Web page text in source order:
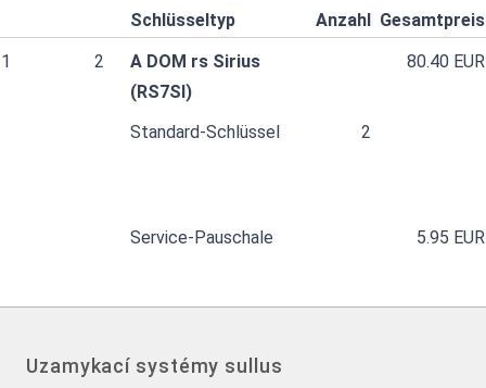
Schlüsseltyp
Anzahl Gesamtpreis
1
2
A DOM rs Sirius
(RS7SI)
80.40 EUR
Standard-Schlüssel 2
Service-Pauschale 5.95 EUR
Uzamykací systémy sullus